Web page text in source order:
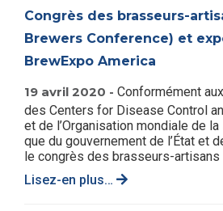
Congrès des brasseurs-
Brewers Conference) et
BrewExpo America
19 avril 2020 - Conformément
des Centers for Disease Control
et de l’Organisation mondiale de
que du gouvernement de l’État et
le congrès des brasseurs-artisans
Lisez-en plus…